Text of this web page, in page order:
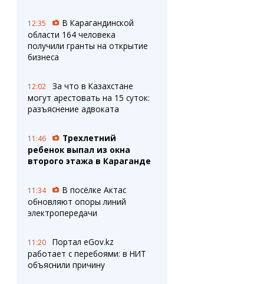
12:35
В Карагандинской
области 164 человека
получили гранты на открытие
бизнеса
12:02
За что в Казахстане
могут арестовать на 15 суток:
разъяснение адвоката
11:46
Трехлетний
ребенок выпал из окна
второго этажа в Караганде
11:34
В посёлке Актас
обновляют опоры линий
электропередачи
11:20
Портал eGov.kz
работает с перебоями: в НИТ
объяснили причину